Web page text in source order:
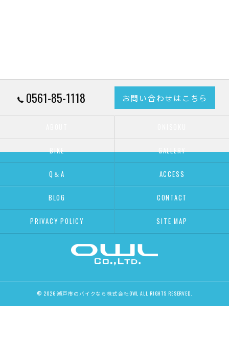
0561-85-1118 お問い合わせはこちら
BIKE GALLERY
Q＆A ACCESS
BLOG CONTACT
PRIVACY POLICY SITE MAP
© 2026 瀬戸市のバイクなら株式会社OWL ALL RIGHTS RESERVED.